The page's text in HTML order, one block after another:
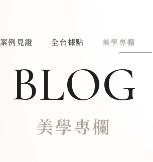
案例見證 全台據點 美學專欄
BLOG
美學專欄